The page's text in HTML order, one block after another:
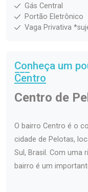
Gás Central
Portão Eletrônico
Vaga Privativa
Conheça um
Centro
Centro de
O bairro Centro é o
cidade de Pelotas,
Sul, Brasil. Com uma
bairro é um